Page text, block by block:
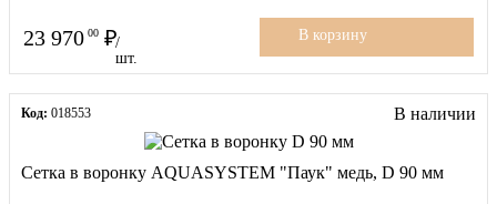
23 970 00
/
шт.
В корзину
Код: 018553 В наличии
Сетка в воронку AQUASYSTEM "Паук" медь, D 90 мм